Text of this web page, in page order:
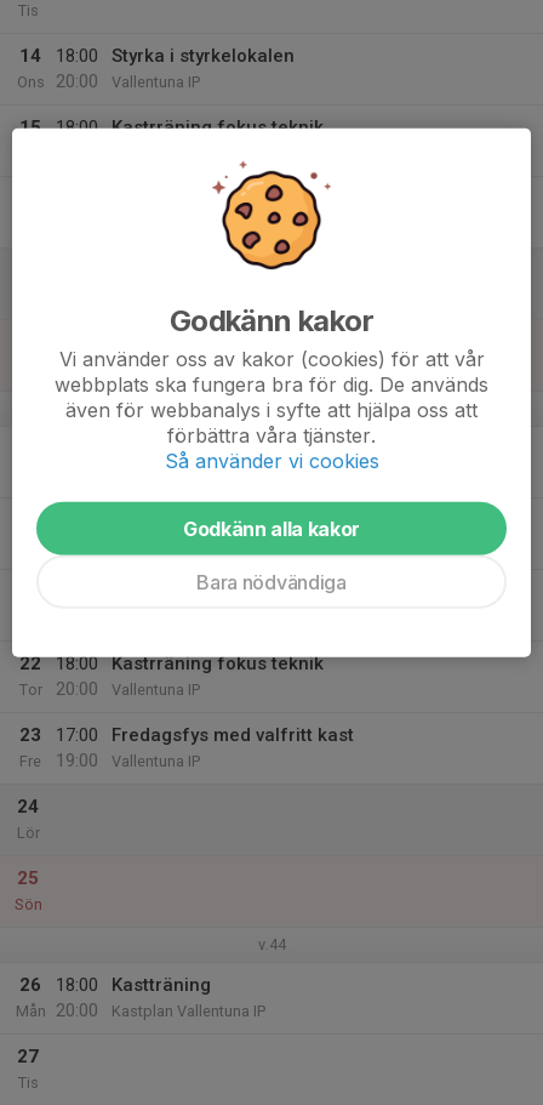
Tis
14
Ons
18:00
20:00
Styrka i styrkelokalen
Vallentuna IP
15
18:00
Kastrräning fokus teknik
Fredagsfys med valfritt kast
v.43
Kastträning
20
Styrka i styrkelokalen
22
Tor
18:00
20:00
Kastrräning fokus teknik
Vallentuna IP
23
Fre
17:00
19:00
Fredagsfys med valfritt kast
Vallentuna IP
24
Lör
25
Sön
v.44
26
Mån
18:00
20:00
Kastträning
Kastplan Vallentuna IP
27
Tis
Godkänn kakor
Vi använder oss av kakor (cookies) för att vår
webbplats ska fungera bra för dig. De används
även för webbanalys i syfte att hjälpa oss att
förbättra våra tjänster.
Så använder vi cookies
Godkänn alla kakor
Bara nödvändiga